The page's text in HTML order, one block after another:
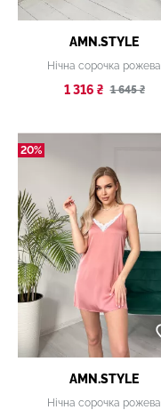
AMN.STYLE
Нічна сорочка рожева
1 316 ₴ 1 645 ₴
20%
AMN.STYLE
Нічна сорочка рожева